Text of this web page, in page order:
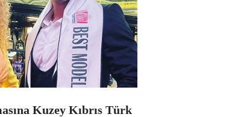
Kuzey Kıbrıs Türk